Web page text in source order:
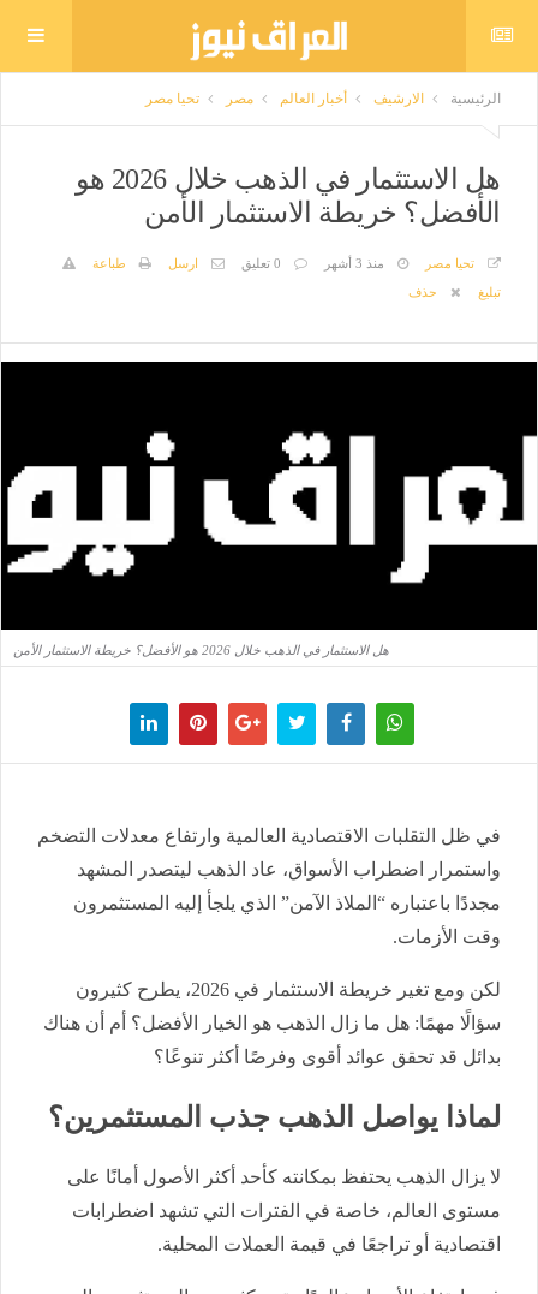
الرئيسية الارشيف أخبار العالم مصر تحيا مصر
هل الاستثمار في الذهب خلال 2026 هو
الأفضل؟ خريطة الاستثمار الأمن
تحيا مصر منذ 3 أشهر 0 تعليق ارسل
طباعة
تبليغ
حذف
هل الاستثمار في الذهب خلال 2026 هو الأفضل؟ خريطة الاستثمار الأمن
في ظل التقلبات الاقتصادية العالمية وارتفاع معدلات التضخم
واستمرار اضطراب الأسواق، عاد الذهب ليتصدر المشهد
مجددًا باعتباره “الملاذ الآمن” الذي يلجأ إليه المستثمرون
وقت الأزمات.
لكن ومع تغير خريطة الاستثمار في 2026، يطرح كثيرون
سؤالًا مهمًا: هل ما زال الذهب هو الخيار الأفضل؟ أم أن هناك
بدائل قد تحقق عوائد أقوى وفرصًا أكثر تنوعًا؟
لماذا يواصل الذهب جذب المستثمرين؟
لا يزال الذهب يحتفظ بمكانته كأحد أكثر الأصول أمانًا على
مستوى العالم، خاصة في الفترات التي تشهد اضطرابات
اقتصادية أو تراجعًا في قيمة العملات المحلية.